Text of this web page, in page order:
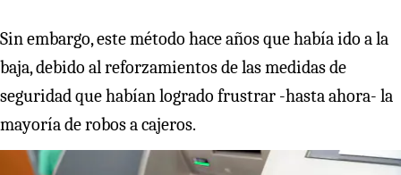
Sin embargo, este método hace años que había ido a la
baja, debido al reforzamientos de las medidas de
seguridad que habían logrado frustrar -hasta ahora- la
mayoría de robos a cajeros.